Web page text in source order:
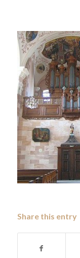
Share this entry